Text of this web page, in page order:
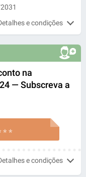
e condições
na
— Subscreva a
* *
e condições